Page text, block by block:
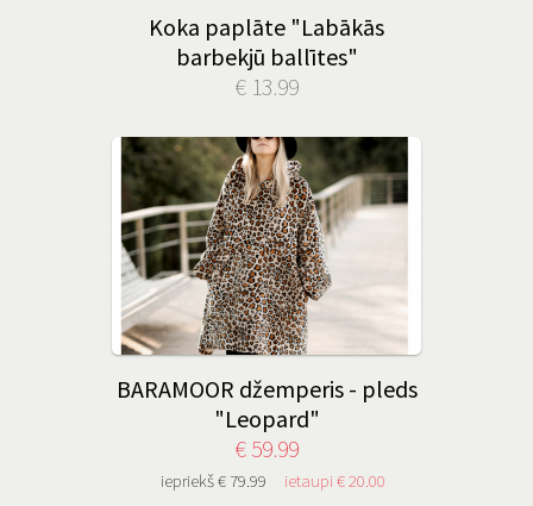
Koka paplāte "Labākās
barbekjū ballītes"
€ 13.99
BARAMOOR džemperis - pleds
"Leopard"
€ 59.99
iepriekš € 79.99 ietaupi € 20.00